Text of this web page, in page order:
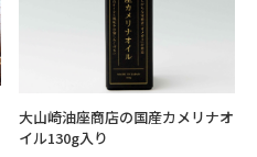
大山崎油座商店の国産カメリナオ
イル130g入り